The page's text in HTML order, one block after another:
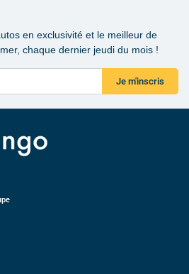
en exclusivité et le meilleur de
chaque dernier jeudi du mois !
Je m'inscris